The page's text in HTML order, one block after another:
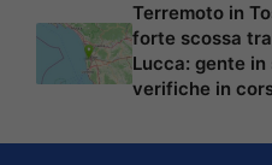
Terremoto in
forte scossa
Lucca: gente in
verifiche in